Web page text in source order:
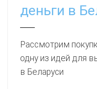
деньги в
Рассмотрим
одну из идей для
в Беларуси